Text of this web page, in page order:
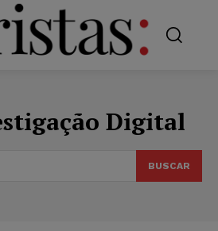
Digital
BUSCAR